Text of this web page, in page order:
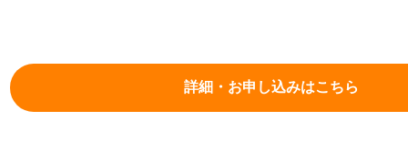
詳細・お申し込みはこちら